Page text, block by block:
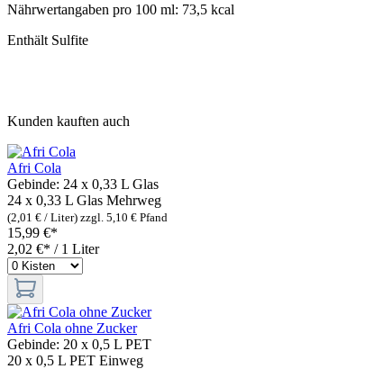
Nährwertangaben pro 100 ml: 73,5 kcal
Enthält Sulfite
Kunden kauften auch
Afri Cola
Gebinde: 24 x 0,33 L Glas
24 x 0,33 L Glas Mehrweg
(2,01 € / Liter) zzgl. 5,10 € Pfand
15,99 €*
2,02 €* / 1 Liter
Afri Cola ohne Zucker
Gebinde: 20 x 0,5 L PET
20 x 0,5 L PET Einweg